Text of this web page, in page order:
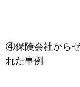
④保険会社から
れた事例